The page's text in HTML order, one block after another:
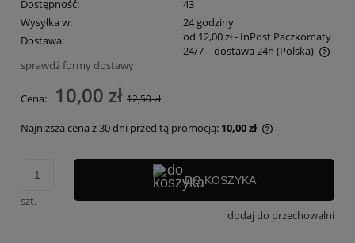
Dostępność:
43
Wysyłka w:
24 godziny
Dostawa:
od 12,00 zł- InPost Paczkomaty
24/7 – dostawa 24h (Polska)
Cena nie zawiera ewentualnych kosztów płatności
sprawdź formy dostawy
Cena: 10,00 zł 12,50 zł
Najniższa cena z 30 dni przed tą promocją: 10,00 zł
30 dni,
szt.
DO KOSZYKA
dodaj do przechowalni